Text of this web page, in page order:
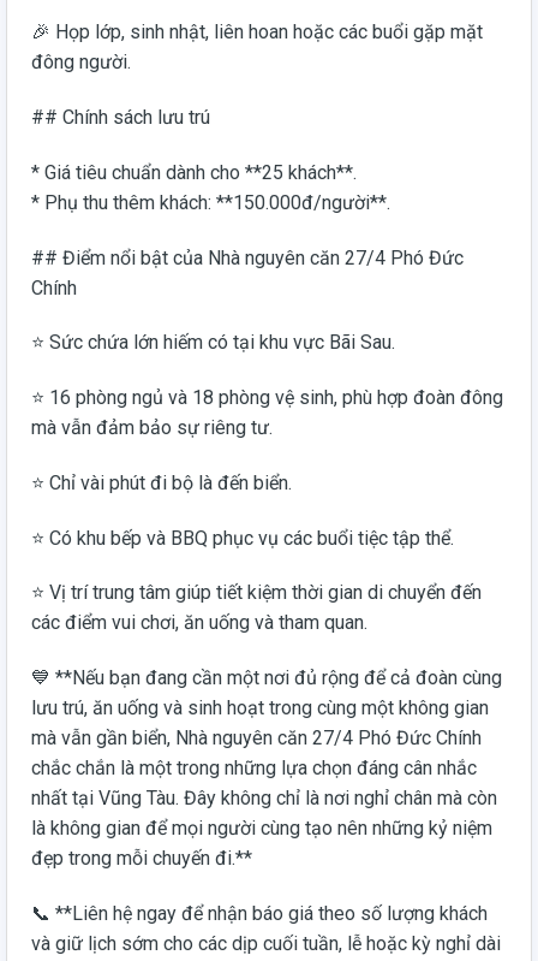
🎉 Họp lớp, sinh nhật, liên hoan hoặc các buổi gặp mặt
đông người.
## Chính sách lưu trú
* Giá tiêu chuẩn dành cho **25 khách**.
* Phụ thu thêm khách: **150.000đ/người**.
## Điểm nổi bật của Nhà nguyên căn 27/4 Phó Đức
Chính
⭐ Sức chứa lớn hiếm có tại khu vực Bãi Sau.
⭐ 16 phòng ngủ và 18 phòng vệ sinh, phù hợp đoàn đông
mà vẫn đảm bảo sự riêng tư.
⭐ Chỉ vài phút đi bộ là đến biển.
⭐ Có khu bếp và BBQ phục vụ các buổi tiệc tập thể.
⭐ Vị trí trung tâm giúp tiết kiệm thời gian di chuyển đến
các điểm vui chơi, ăn uống và tham quan.
💙 **Nếu bạn đang cần một nơi đủ rộng để cả đoàn cùng
lưu trú, ăn uống và sinh hoạt trong cùng một không gian
mà vẫn gần biển, Nhà nguyên căn 27/4 Phó Đức Chính
chắc chắn là một trong những lựa chọn đáng cân nhắc
nhất tại Vũng Tàu. Đây không chỉ là nơi nghỉ chân mà còn
là không gian để mọi người cùng tạo nên những kỷ niệm
đẹp trong mỗi chuyến đi.**
📞 **Liên hệ ngay để nhận báo giá theo số lượng khách
và giữ lịch sớm cho các dịp cuối tuần, lễ hoặc kỳ nghỉ dài